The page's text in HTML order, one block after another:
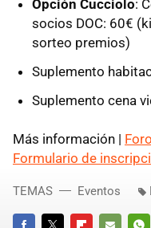
Opción Cucciolo:
socios DOC: 60€
sorteo premios)
Suplemento
Suplemento cena
Más información |
Formulario de
TEMAS Eventos